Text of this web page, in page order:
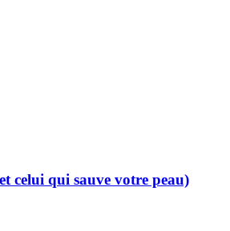
celui qui sauve votre peau)